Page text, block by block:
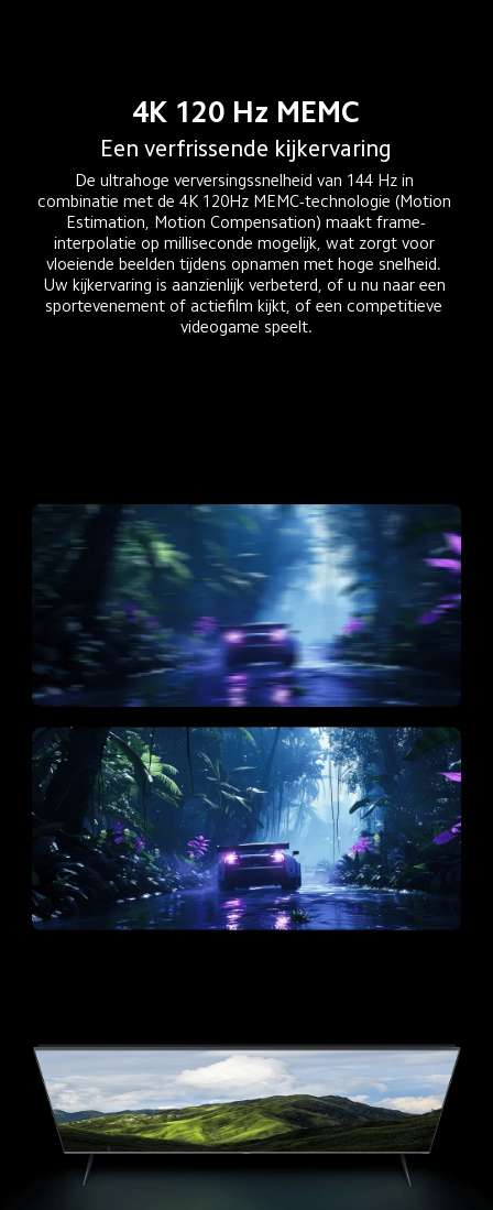
4K 120 Hz MEMC
Een verfrissende kijkervaring
De ultrahoge verversingssnelheid van 144 Hz in
combinatie met de 4K 120Hz MEMC-technologie (Motion
Estimation, Motion Compensation) maakt frame-
interpolatie op milliseconde mogelijk, wat zorgt voor
vloeiende beelden tijdens opnamen met hoge snelheid.
Uw kijkervaring is aanzienlijk verbeterd, of u nu naar een
sportevenement of actiefilm kijkt, of een competitieve
videogame speelt.